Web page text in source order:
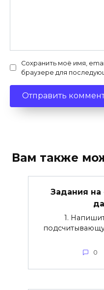
Сохранить моё имя,
браузере для
Вам также
Задания на
1.
0